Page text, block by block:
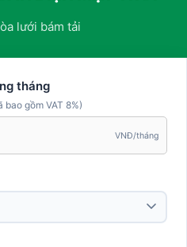
lưới bám tải
tháng
gồm VAT 8%)
VNĐ/tháng